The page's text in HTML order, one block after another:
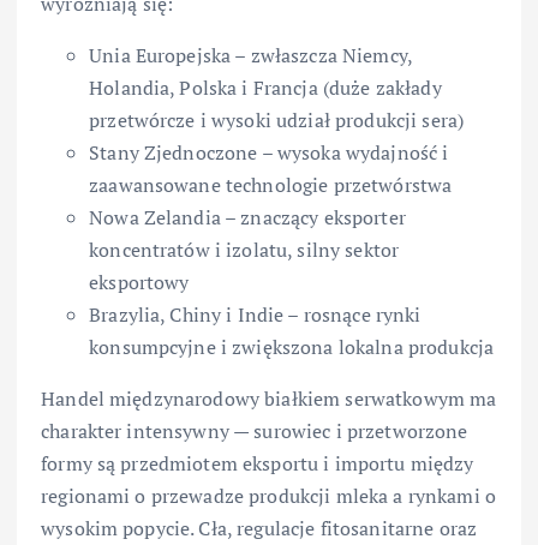
Unia Europejska – zwłaszcza Niemcy,
Holandia, Polska i Francja (duże zakłady
przetwórcze i wysoki udział produkcji sera)
Stany Zjednoczone – wysoka wydajność i
zaawansowane technologie przetwórstwa
Nowa Zelandia – znaczący eksporter
koncentratów i izolatu, silny sektor
eksportowy
Brazylia, Chiny i Indie – rosnące rynki
konsumpcyjne i zwiększona lokalna produkcja
Handel międzynarodowy białkiem serwatkowym ma
charakter intensywny — surowiec i przetworzone
formy są przedmiotem eksportu i importu między
regionami o przewadze produkcji mleka a rynkami o
wysokim popycie. Cła, regulacje fitosanitarne oraz